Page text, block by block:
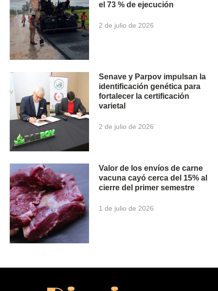
el 73 % de ejecución
2 de julio de 2026
Senave y Parpov impulsan la
identificación genética para
fortalecer la certificación
varietal
2 de julio de 2026
Valor de los envíos de carne
vacuna cayó cerca del 15% al
cierre del primer semestre
1 de julio de 2026